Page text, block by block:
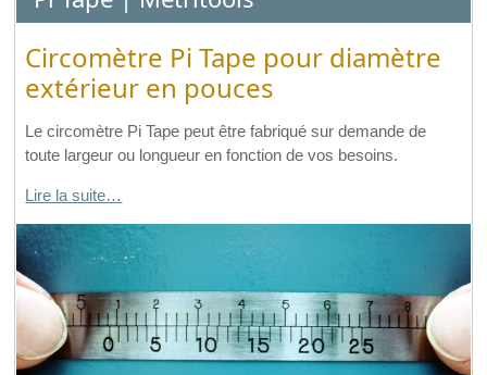
Circomètre Pi Tape pour diamètre
extérieur en pouces
Le circomètre Pi Tape peut être fabriqué sur demande de
toute largeur ou longueur en fonction de vos besoins.
Lire la suite…